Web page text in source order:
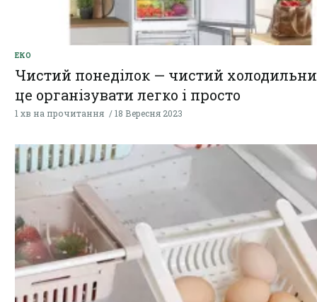
ЕКО
Чистий понеділок — чистий
це організувати легко і просто
1 хв на прочитання 18 Вересня 2023